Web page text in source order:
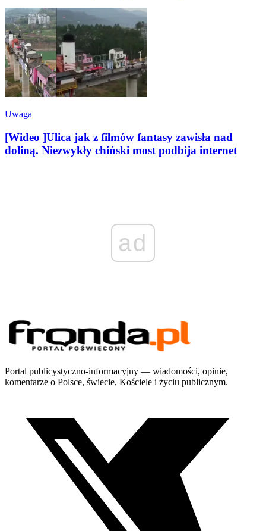
Uwaga
[Wideo ]Ulica jak z filmów fantasy zawisła nad
doliną. Niezwykły chiński most podbija internet
ad
Portal publicystyczno-informacyjny — wiadomości, opinie,
komentarze o Polsce, świecie, Kościele i życiu publicznym.